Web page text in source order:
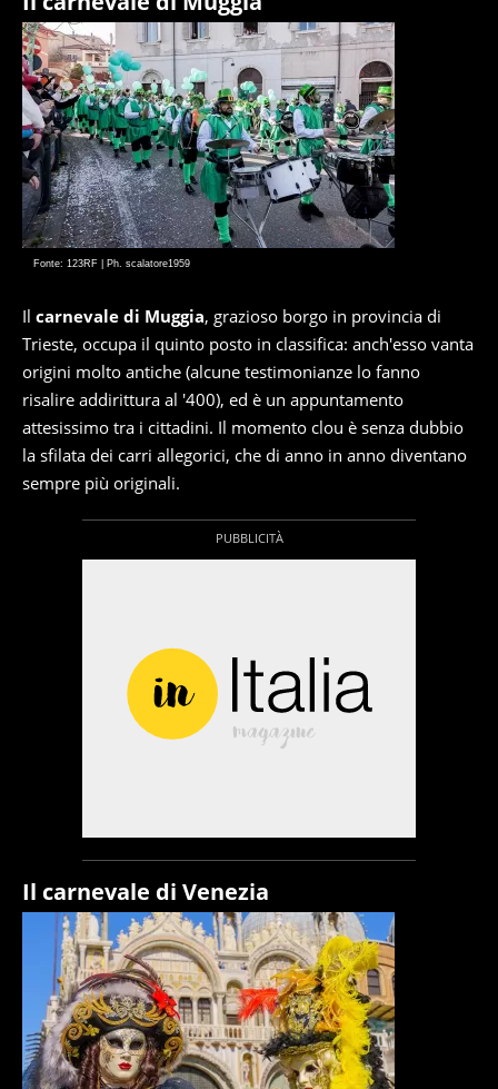
Fonte: 123RF | Ph. scalatore1959
Il carnevale di Muggia, grazioso borgo in provincia di
Trieste, occupa il quinto posto in classifica: anch'esso vanta
origini molto antiche (alcune testimonianze lo fanno
risalire addirittura al '400), ed è un appuntamento
attesissimo tra i cittadini. Il momento clou è senza dubbio
la sfilata dei carri allegorici, che di anno in anno diventano
sempre più originali.
Il carnevale di Venezia